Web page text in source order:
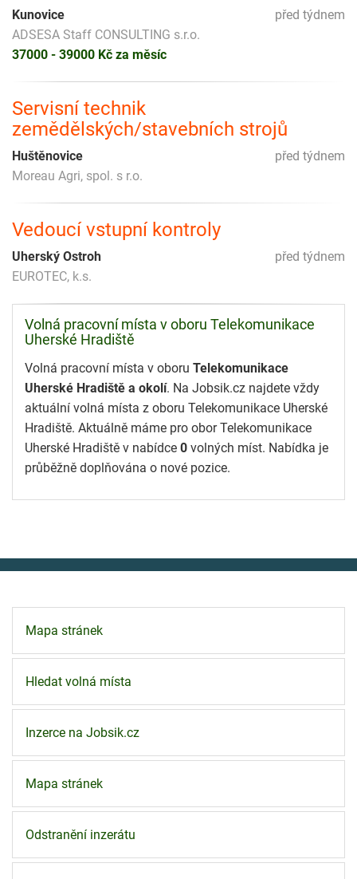
před týdnem
Kunovice
ADSESA Staff CONSULTING s.r.o.
37000 - 39000 Kč za měsíc
Servisní technik
zemědělských/stavebních strojů
před týdnem
Huštěnovice
Moreau Agri, spol. s r.o.
Vedoucí vstupní kontroly
před týdnem
Uherský Ostroh
EUROTEC, k.s.
Volná pracovní místa v oboru Telekomunikace
Uherské Hradiště
Volná pracovní místa v oboru Telekomunikace
Uherské Hradiště a okolí. Na Jobsik.cz najdete vždy
aktuální volná místa z oboru Telekomunikace Uherské
Hradiště. Aktuálně máme pro obor Telekomunikace
Uherské Hradiště v nabídce 0 volných míst. Nabídka je
průběžně doplňována o nové pozice.
Mapa stránek
Hledat volná místa
Inzerce na Jobsik.cz
Mapa stránek
Odstranění inzerátu